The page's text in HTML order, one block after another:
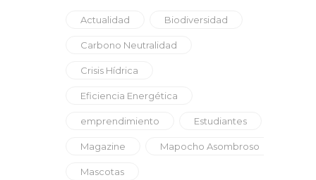
Actualidad Biodiversidad
Carbono Neutralidad
Crisis Hídrica
Eficiencia Energética
emprendimiento Estudiantes
Magazine Mapocho Asombroso
Mascotas